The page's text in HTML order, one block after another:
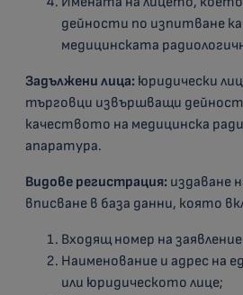
дейности по изпитване
медицинската
Задължени лица: юридически
търговци извършващи
качеството на медицинска
апаратура.
Видове регистрация: издаване
вписване в база данни, която
Входящ номер на
Наименование и адрес на
или юридическото лице;